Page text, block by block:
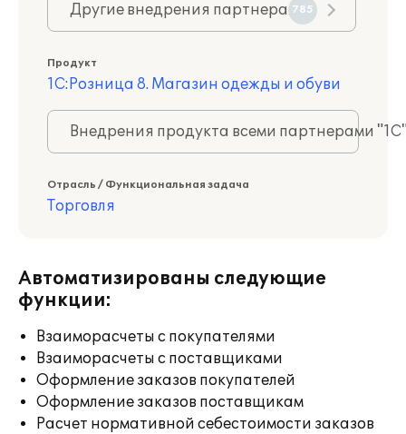
Другие внедрения партнера 785
Продукт
1С:Розница 8. Магазин одежды и обуви
Внедрения продукта всеми партнерами
Отрасль / Функциональная задача
Торговля
Автоматизированы следующие
функции:
Взаиморасчеты с покупателями
Взаиморасчеты с поставщиками
Оформление заказов покупателей
Оформление заказов поставщикам
Расчет нормативной себестоимости заказов